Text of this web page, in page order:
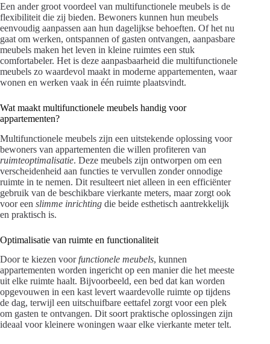
Een ander groot voordeel van multifunctionele meubels is de
flexibiliteit die zij bieden. Bewoners kunnen hun meubels
eenvoudig aanpassen aan hun dagelijkse behoeften. Of het nu
gaat om werken, ontspannen of gasten ontvangen, aanpasbare
meubels maken het leven in kleine ruimtes een stuk
comfortabeler. Het is deze aanpasbaarheid die multifunctionele
meubels zo waardevol maakt in moderne appartementen, waar
wonen en werken vaak in één ruimte plaatsvindt.
Wat maakt multifunctionele meubels handig voor
appartementen?
Multifunctionele meubels zijn een uitstekende oplossing voor
bewoners van appartementen die willen profiteren van
ruimteoptimalisatie. Deze meubels zijn ontworpen om een
verscheidenheid aan functies te vervullen zonder onnodige
ruimte in te nemen. Dit resulteert niet alleen in een efficiënter
gebruik van de beschikbare vierkante meters, maar zorgt ook
voor een slimme inrichting die beide esthetisch aantrekkelijk
en praktisch is.
Optimalisatie van ruimte en functionaliteit
Door te kiezen voorfunctionele meubels, kunnen
appartementen worden ingericht op een manier die het meeste
uit elke ruimte haalt. Bijvoorbeeld, een bed dat kan worden
opgevouwen in een kast levert waardevolle ruimte op tijdens
de dag, terwijl een uitschuifbare eettafel zorgt voor een plek
om gasten te ontvangen. Dit soort praktische oplossingen zijn
ideaal voor kleinere woningen waar elke vierkante meter telt.